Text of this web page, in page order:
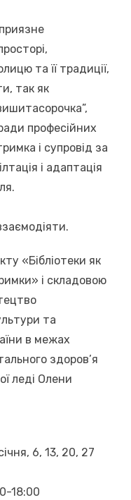
та її традиції,
так як
професійних
і супровід за
і адаптація
«Бібліотеки як
і складовою
та
в межах
здоров’я
леді Олени
6, 13, 20, 27
18:00